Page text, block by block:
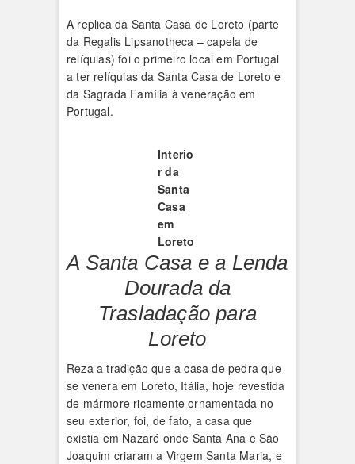
A replica da Santa Casa de Loreto (parte
da Regalis Lipsanotheca – capela de
relíquias) foi o primeiro local em Portugal
a ter relíquias da Santa Casa de Loreto e
da Sagrada Família à veneração em
Portugal.
Interio
r da
Santa
Casa
em
Loreto
A Santa Casa e a Lenda
Dourada da
Trasladação para
Loreto
Reza a tradição que a casa de pedra que
se venera em Loreto, Itália, hoje revestida
de mármore ricamente ornamentada no
seu exterior, foi, de fato, a casa que
existia em Nazaré onde Santa Ana e São
Joaquim criaram a Virgem Santa Maria, e